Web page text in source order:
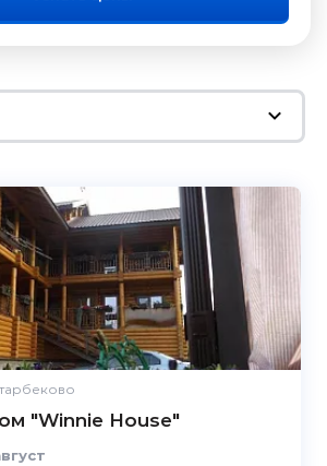
"Winnie House"